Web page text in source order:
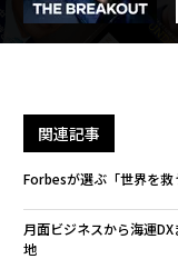
関連記事
Forbesが選ぶ「世界を
月面ビジネスから海運
地